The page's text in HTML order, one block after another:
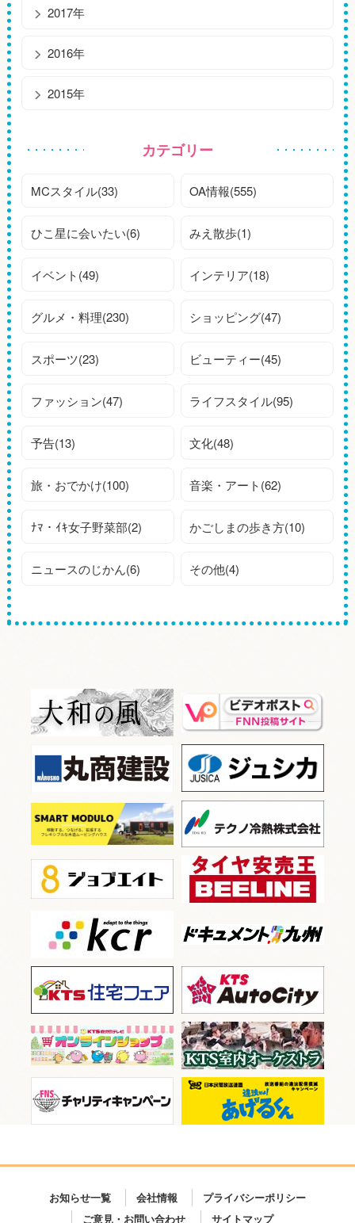
2017年
2016年
2015年
カテゴリー
MCスタイル(33) OA情報(555)
ひこ星に会いたい(6) みえ散歩(1)
イベント(49) インテリア(18)
グルメ・料理(230) ショッピング(47)
スポーツ(23) ビューティー(45)
ファッション(47) ライフスタイル(95)
予告(13) 文化(48)
旅・おでかけ(100) 音楽・アート(62)
ﾅﾏ・ｲｷ女子野菜部(2) かごしまの歩き方(10)
ニュースのじかん(6) その他(4)
お知らせ一覧 会社情報
プライバシーポリシー
ご意見・お問い合わせ
サイトマップ